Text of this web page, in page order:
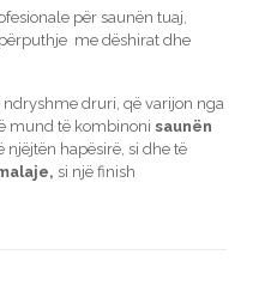
për saunën tuaj,
me dëshirat dhe
druri, që varijon nga
mund të kombinoni saunën
njëjtën hapësirë, si dhe të
si një finish